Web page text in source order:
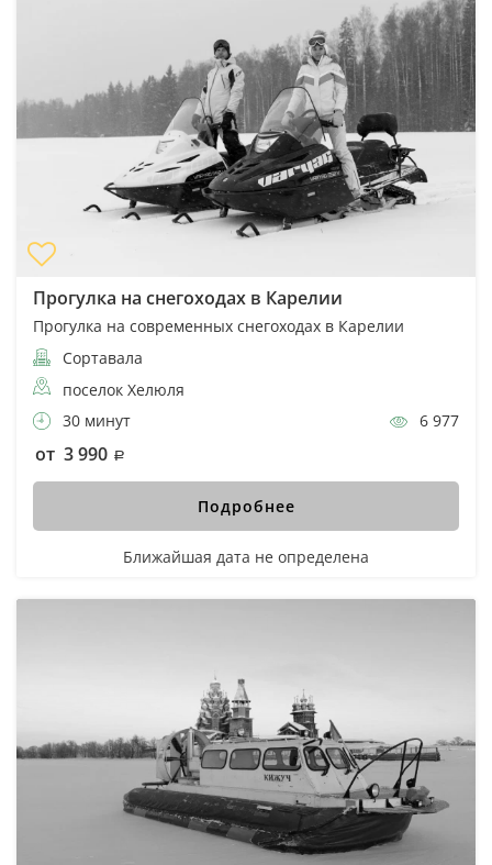
Прогулка на снегоходах в Карелии
Прогулка на современных снегоходах в Карелии
Сортавала
поселок Хелюля
30 минут
6 977
от 3 990
Подробнее
Ближайшая дата не определена